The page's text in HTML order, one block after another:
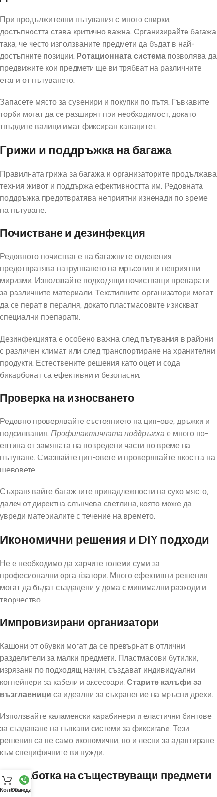
При продължителни пътувания с много спирки,
достъпността става критично важна. Организирайте багажа
така, че често използваните предмети да бъдат в най-
достъпните позиции. Ротационната система позволява да
предвижите кои предмети ще ви трябват на различните
етапи от пътуването.
Запасете място за сувенири и покупки по пътя. Гъвкавите
торби могат да се разширят при необходимост, докато
твърдите валици имат фиксиран капацитет.
Грижи и поддръжка на багажа
Правилната грижа за багажа и организаторите продължава
техния живот и поддържа ефективността им. Редовната
поддръжка предотвратява неприятни изненади по време
на пътуване.
Почистване и дезинфекция
Редовното почистване на багажните отделения
предотвратява натрупването на мръсотия и неприятни
миризми. Използвайте подходящи почистващи препарати
за различните материали. Текстилните организатори могат
да се перат в пералня, докато пластмасовите изискват
специални препарати.
Дезинфекцията е особено важна след пътувания в райони
с различен климат или след транспортиране на хранителни
продукти. Естествените решения като оцет и сода
бикарбонат са ефективни и безопасни.
Проверка на износването
Редовно проверявайте състоянието на цип-ове, дръжки и
подсилвания. Профилактичната поддръжка е много по-
евтина от замяната на повредени части по време на
пътуване. Смазвайте цип-овете и проверявайте якостта на
шевовете.
Съхранявайте багажните принадлежности на сухо място,
далеч от директна слънчева светлина, която може да
увреди материалите с течение на времето.
Икономични решения и DIY подходи
Не е необходимо да харчите големи суми за
професионални організатори. Много ефективни решения
могат да бъдат създадени у дома с минимални разходи и
творчество.
Импровизирани организатори
Кашони от обувки могат да се превърнат в отлични
разделители за малки предмети. Пластмасови бутилки,
изрязани по подходящ начин, създават индивидуални
контейнери за кабели и аксесоари. Старите калъфи за
възглавници са идеални за съхранение на мръсни дрехи.
Използвайте каламенски карабинери и еластични бинтове
за създаване на гъвкави системи за фиксиrane. Тези
решения са не само икономични, но и лесни за адаптиране
към специфичните ви нужди.
Преработка на съществуващи предмети
КоличкаОбаждане